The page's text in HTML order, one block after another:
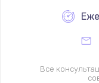
Замена
Все